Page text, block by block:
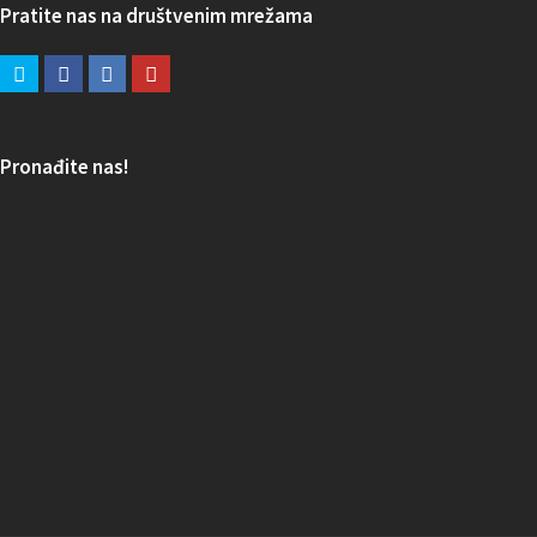
Pratite nas na društvenim mrežama
Pronađite nas!